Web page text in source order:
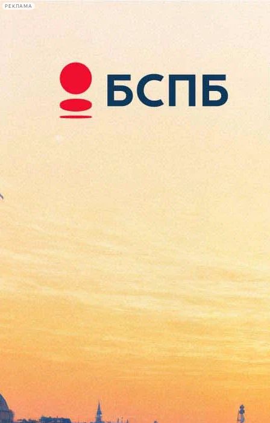
РЕКЛАМА
Сегодня:
2026.08.09
14:32
Афиша Plus
Найден «тувинский» альбом
Старостина и Волкова с
горловым пением,
записанный почти 20 лет
20 августа 2019,